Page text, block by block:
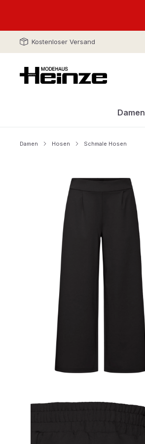
Kostenloser Versand
Damen
Damen Hosen Schmale Hosen